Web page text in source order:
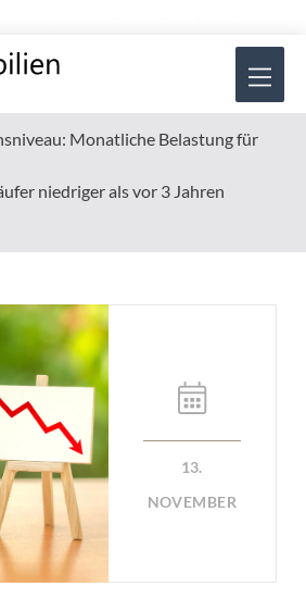
Monatliche Belastung für
niedriger als vor 3 Jahren
13.
NOVEMBER